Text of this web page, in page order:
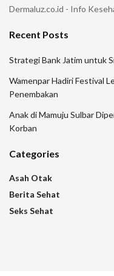
Dermaluz.co.id - Info
Recent Posts
Strategi Bank Jatim untuk
Wamenpar Hadiri Festival
Penembakan
Anak di Mamuju Sulbar
Korban
Categories
Asah Otak
Berita Sehat
Seks Sehat